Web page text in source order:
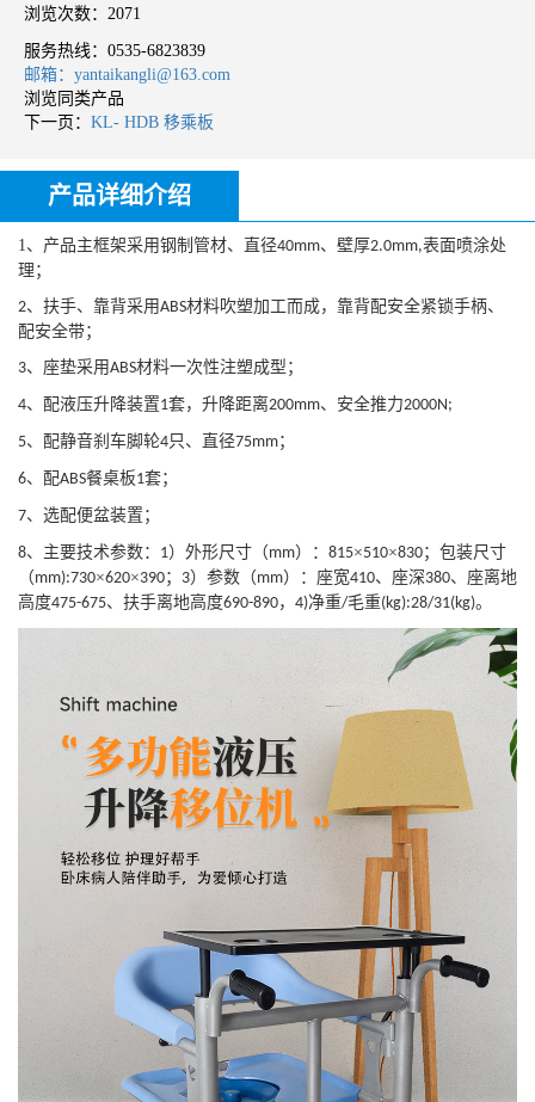
浏览次数：2071
服务热线： 0535-6823839
邮箱：yantaikangli@163.com
浏览同类产品
下一页： KL- HDB 移乘板
产品详细介绍
1、 产品主框架采用钢制管材、 直径40mm、 壁厚2.0mm,表面喷涂处
理；
2、扶手、靠背采用ABS材料吹塑加工而成，靠背配安全紧锁手柄、
配安全带；
3、 座垫采用ABS材料一次性注塑成型 ；
4、配液压升降装置1套，升降距离200mm、安全推力2000N ;
5、配静音刹车脚轮4只 、直径75mm；
6、配ABS餐桌板1套；
7、选配便盆装置；
8、 主要技术参数： 1） 外形尺寸（mm）： 815×510×830；包装尺寸
（mm):730×620×390； 3）参数 （mm） ：座宽410、座深380、座离地
高度475-675、扶手离地高度690-890， 4)净重/毛重(kg):28/31(kg)。